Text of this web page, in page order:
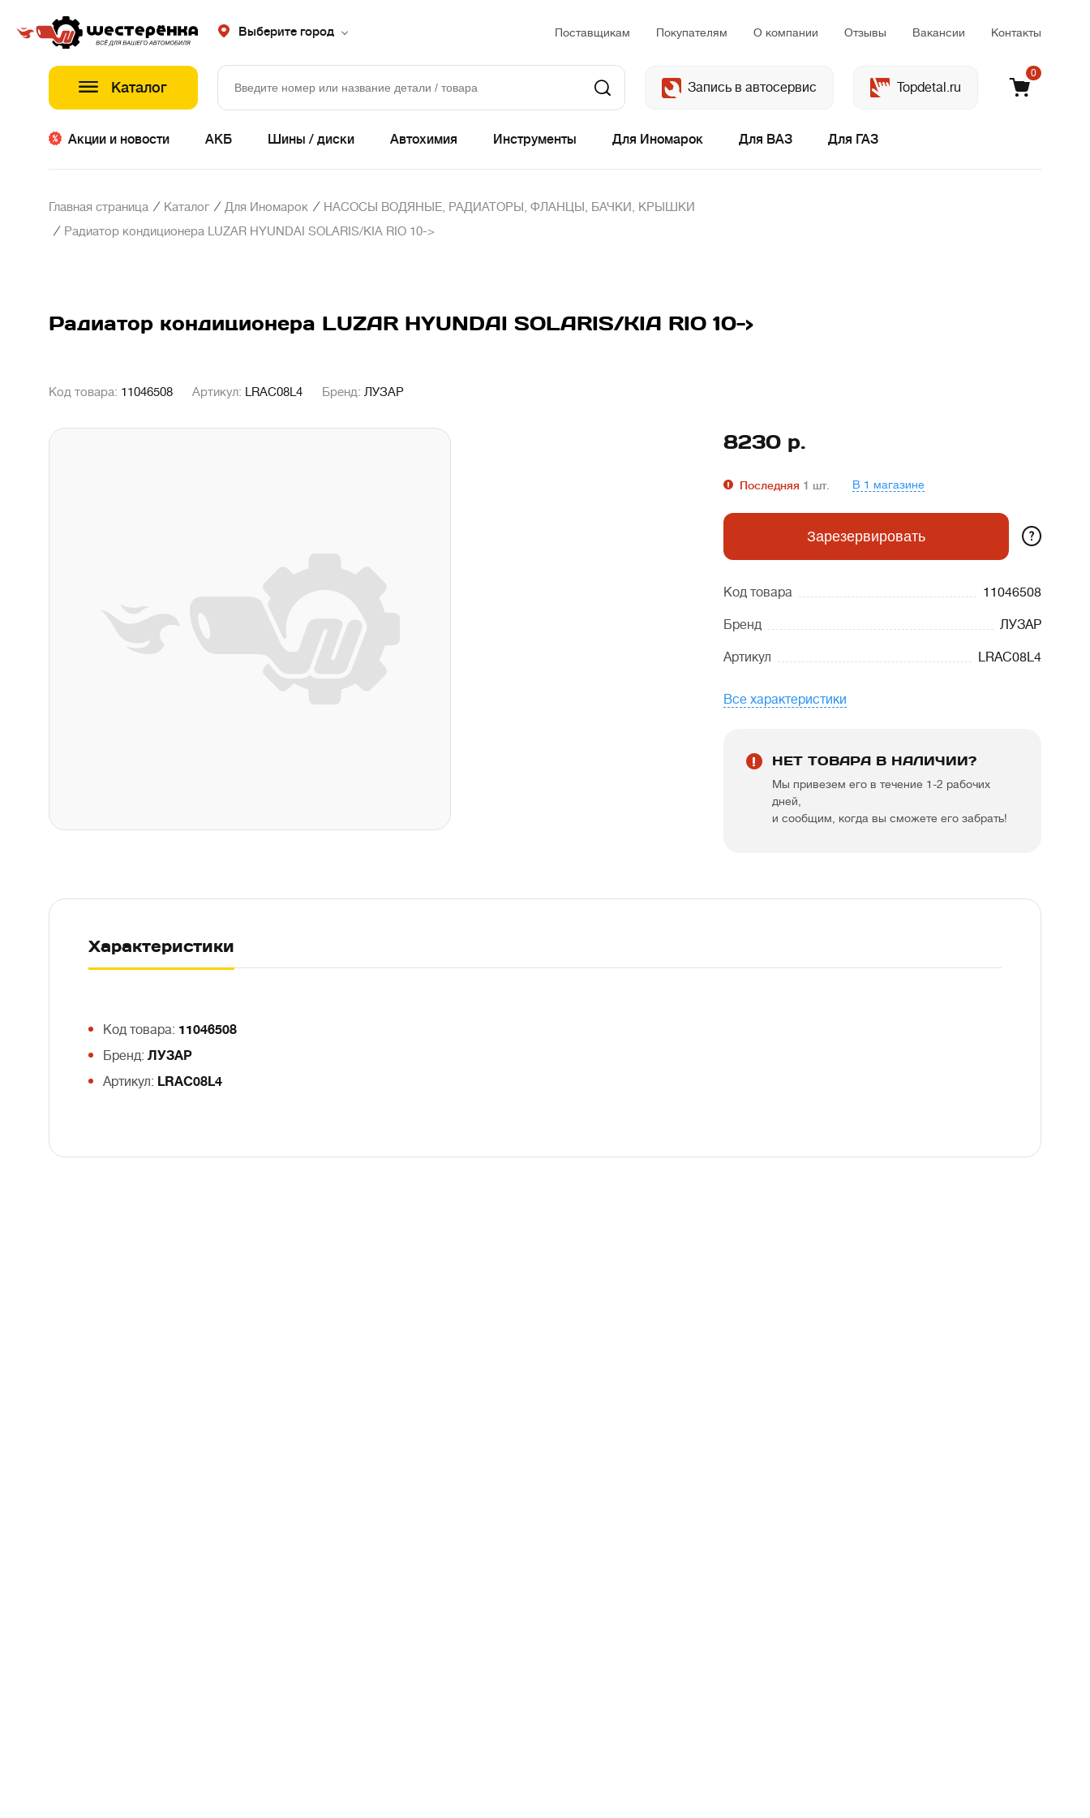
Выберите город Поставщикам Покупателям О компании Отзывы Вакансии Контакты
Каталог Запись в автосервис Topdetal.ru
0
Акции и новости АКБ Шины / диски Автохимия Инструменты Для Иномарок Для ВАЗ Для ГАЗ
Главная страница / Каталог / Для Иномарок / НАСОСЫ ВОДЯНЫЕ, РАДИАТОРЫ, ФЛАНЦЫ, БАЧКИ, КРЫШКИ
/ Радиатор кондиционера LUZAR HYUNDAI SOLARIS/KIA RIO 10->
Радиатор кондиционера LUZAR HYUNDAI SOLARIS/KIA RIO 10->
Код товара: 11046508 Артикул: LRAC08L4 Бренд: ЛУЗАР
8230 р.
Последняя 1 шт. В 1 магазине
Зарезервировать ?
Код товара 11046508
Бренд ЛУЗАР
Артикул LRAC08L4
Все характеристики
НЕТ ТОВАРА В НАЛИЧИИ?
Мы привезем его в течение 1-2 рабочих
дней,
и сообщим, когда вы сможете его забрать!
Характеристики
Код товара: 11046508
Бренд: ЛУЗАР
Артикул: LRAC08L4